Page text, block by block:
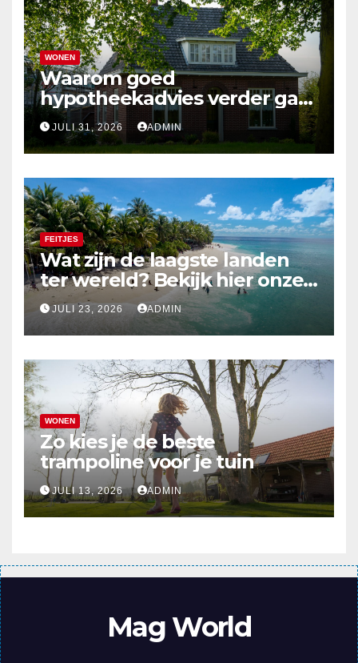
WONEN
Waarom goed
hypotheekadvies verder gaat
dan alleen cijfers
JULI 31, 2026 ADMIN
FEITJES
Wat zijn de laagste landen
ter wereld? Bekijk hier onze
top 10
JULI 23, 2026 ADMIN
WONEN
Zo kies je de beste
trampoline voor je tuin
JULI 13, 2026 ADMIN
Mag World